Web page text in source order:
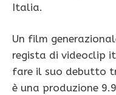
Italia.
Un film
regista di videoclip
fare il suo debutto
è una produzione